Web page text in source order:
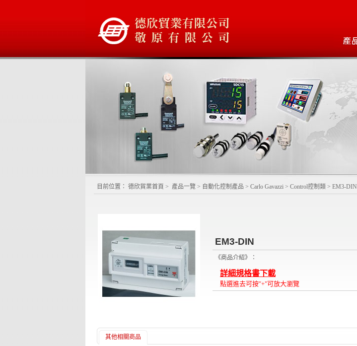
目前位置： 德欣貿業首頁 > 產品一覽 > 自動化控制產品 > Carlo Gavazzi > Control控制類 > EM3-DIN
EM3-DIN
《商品介紹》：
詳細規格書下載
點選進去可按"+"可放大瀏覽
其他相關商品